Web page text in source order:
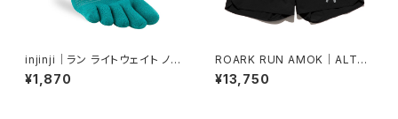
injinji｜ラン ライトウェイト ノー
ショー（アトランティス）
¥1,870
ROARK RUN AMOK｜ALTA
5" Col.BLACK
¥13,750